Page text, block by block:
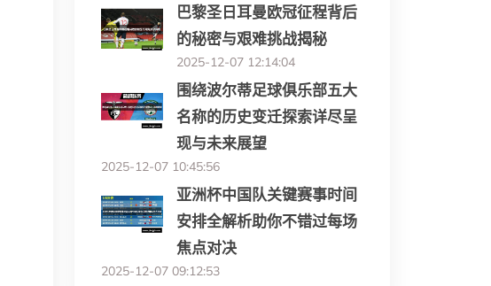
巴黎圣日耳曼欧冠征程背后
的秘密与艰难挑战揭秘
2025-12-07 12:14:04
围绕波尔蒂足球俱乐部五大
名称的历史变迁探索详尽呈
现与未来展望
2025-12-07 10:45:56
亚洲杯中国队关键赛事时间
安排全解析助你不错过每场
焦点对决
2025-12-07 09:12:53